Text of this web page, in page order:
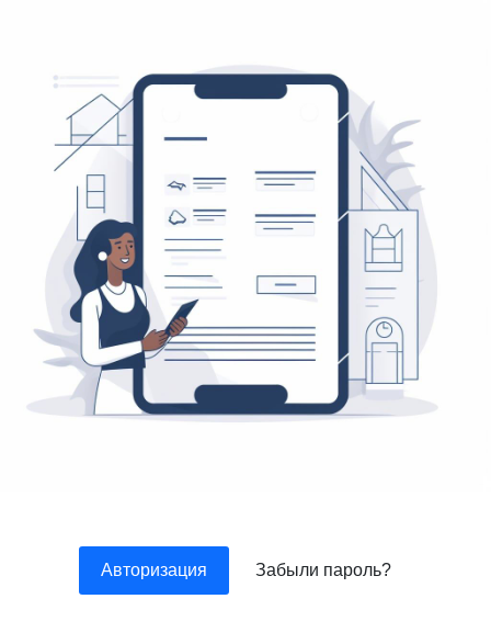
Авторизация Забыли пароль?